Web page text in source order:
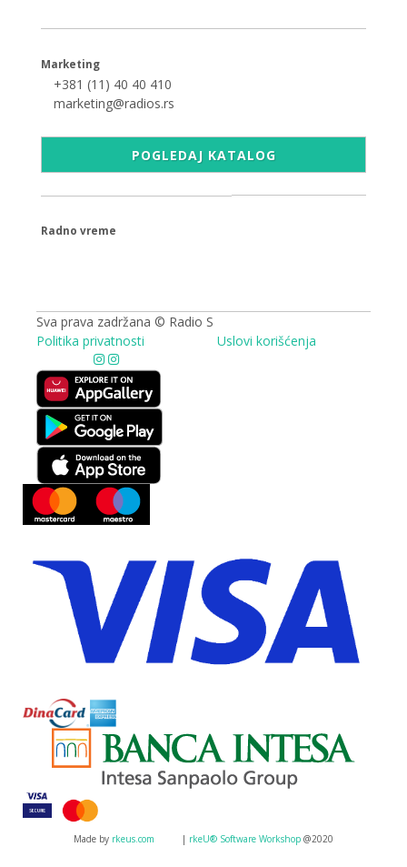
Marketing
+381 (11) 40 40 410
marketing@radios.rs
POGLEDAJ KATALOG
Radno vreme
Sva prava zadržana © Radio S
Politika privatnosti
Uslovi korišćenja
Made by rkeus.com | rkeU® Software Workshop @2020